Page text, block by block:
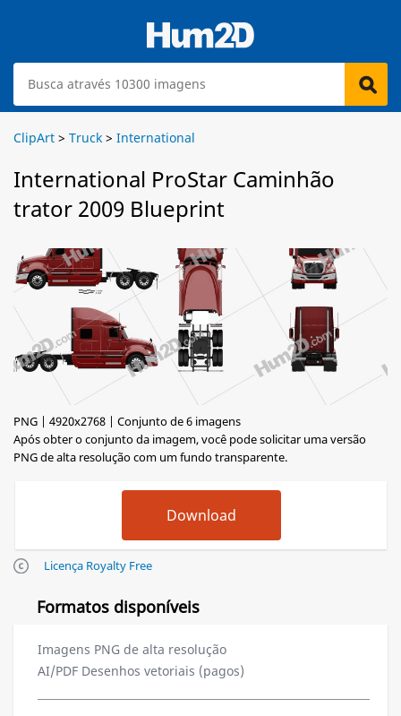
ClipArt > Truck > International
International ProStar Caminhão
trator 2009 Blueprint
PNG | 4920x2768 | Conjunto de 6 imagens
Após obter o conjunto da imagem, você pode solicitar uma versão
PNG de alta resolução com um fundo transparente.
Licença Royalty Free
Formatos disponíveis
Imagens PNG de alta resolução
AI/PDF Desenhos vetoriais (pagos)